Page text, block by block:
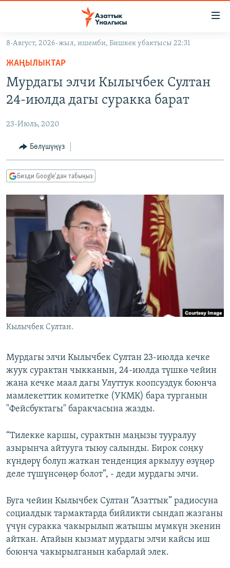
Навигацияга
өтүңүз
Издөөгө
салыңызКЫРГЫЗСТАН
ЭКОНОМИКА
МАДАНИЯТ
ДҮЙНӨ
БОРБОР АЗИЯ
АТАЙЫН ИЛИКТӨӨ
ТВ ПРОГРАММАЛАР
ЭКСПЕРТТЕР ТАЛДАЙТ
БИЗ ЖАНА ДҮЙНӨ
ДАНИСТЕ
ЭЖЕ-СИҢДИЛЕР
АЗАТТЫК+
ЫҢГАЙСЫЗ СУРООЛОР
ӨЗГӨЧӨ ПИКИР
Русский
ОНЛАЙН ШЕРИНЕ
ЭЕ/АРнун бардык сайттары
8-Август, 2026-жыл, ишемби, Бишкек убактысы 22:31
ЖАҢЫЛЫКТАР
Мурдагы элчи Кылычбек Султан
24-июлда дагы суракка барат
23-Июль, 2020
Бөлүшүңүз
Бизди Google'дан табыңыз
Кылычбек Султан.
Мурдагы элчи Кылычбек Султан 23-июлда кечке
жуук сурактан чыкканын, 24-июлда түшкө чейин
жана кечке маал дагы Улуттук коопсуздук боюнча
мамлекеттик комитетке (УКМК) бара турганын
"Фейсбуктагы" баракчасына жазды.
“Тилекке каршы, сурактын маңызы тууралуу
азырынча айтууга тыюу салынды. Бирок соңку
күндөрү болуп жаткан тенденция аркылуу өзүңөр
деле түшүнсөңөр болот”, - деди мурдагы элчи.
Буга чейин Кылычбек Султан “Азаттык” радиосуна
социалдык тармактарда бийликти сындап жазганы
үчүн суракка чакырылып жатышы мүмкүн экенин
айткан. Атайын кызмат мурдагы элчи кайсы иш
боюнча чакырылганын кабарлай элек.